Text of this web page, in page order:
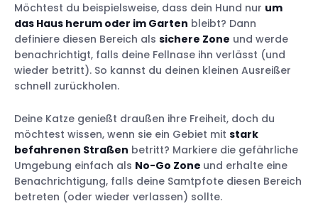
Möchtest du beispielsweise, dass dein Hund nur um
das Haus herum oder im Garten bleibt? Dann
definiere diesen Bereich als sichere Zone und werde
benachrichtigt, falls deine Fellnase ihn verlässt (und
wieder betritt). So kannst du deinen kleinen Ausreißer
schnell zurückholen.
Deine Katze genießt draußen ihre Freiheit, doch du
möchtest wissen, wenn sie ein Gebiet mit stark
befahrenen Straßen betritt? Markiere die gefährliche
Umgebung einfach als No-Go Zone und erhalte eine
Benachrichtigung, falls deine Samtpfote diesen Bereich
betreten (oder wieder verlassen) sollte.